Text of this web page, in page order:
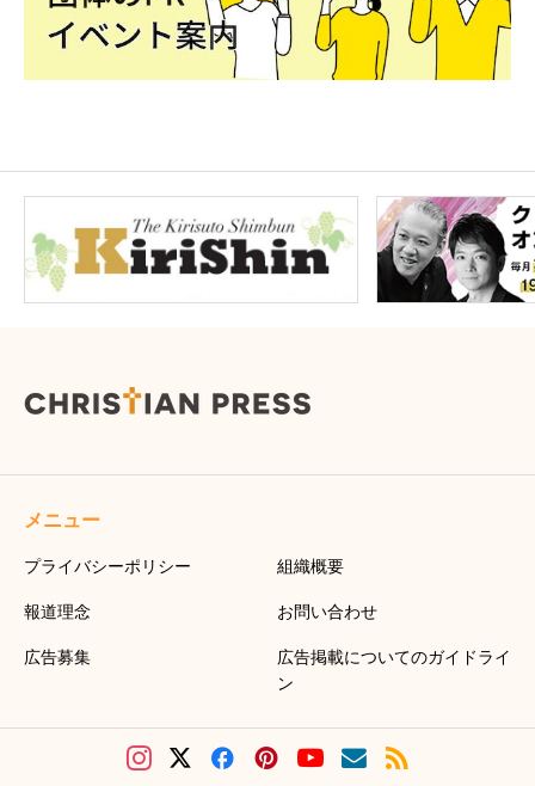
メニュー
プライバシーポリシー 組織概要
報道理念 お問い合わせ
広告募集
広告掲載についてのガイドライ
ン